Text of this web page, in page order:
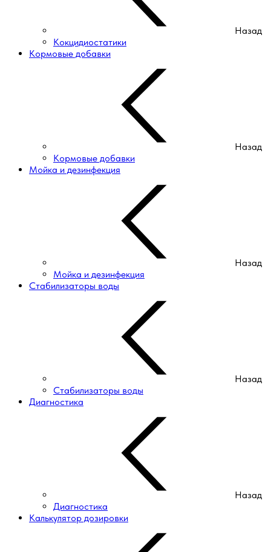
Назад
Кокцидиостатики
Кормовые добавки
Назад
Кормовые добавки
Мойка и дезинфекция
Назад
Мойка и дезинфекция
Стабилизаторы воды
Назад
Стабилизаторы воды
Диагностика
Назад
Диагностика
Калькулятор дозировки